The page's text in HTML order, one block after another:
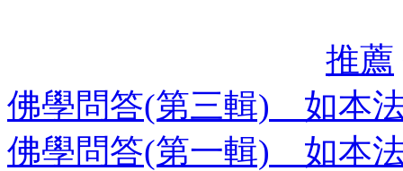
推薦
佛學問答(第三輯) 如本
佛學問答(第一輯) 如本